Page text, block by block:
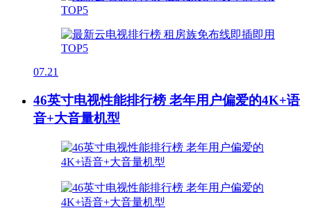
07.21
46英寸电视性能排行榜 老年用户偏爱的4K+语
音+大音量机型